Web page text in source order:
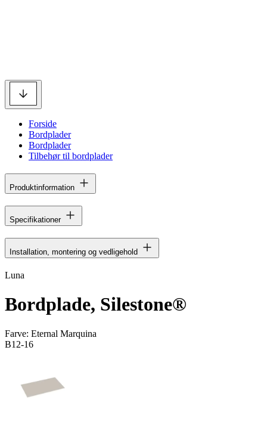
Forside
Bordplader
Bordplader
Tilbehør til bordplader
Produktinformation
Specifikationer
Installation, montering og vedligehold
Luna
Bordplade, Silestone®
Farve: Eternal Marquina
B12-16